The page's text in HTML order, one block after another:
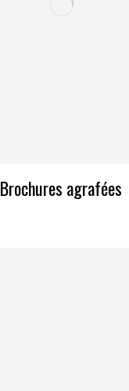
Brochures agrafées